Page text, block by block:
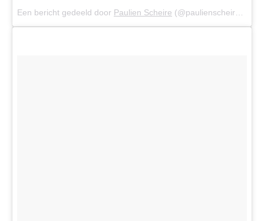
Een bericht gedeeld door Paulien Scheire (@paulienscheire) op